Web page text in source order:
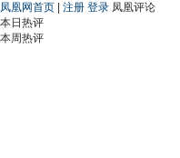
凤凰网首页 注册 登录 凤凰评论
本日热评
本周热评